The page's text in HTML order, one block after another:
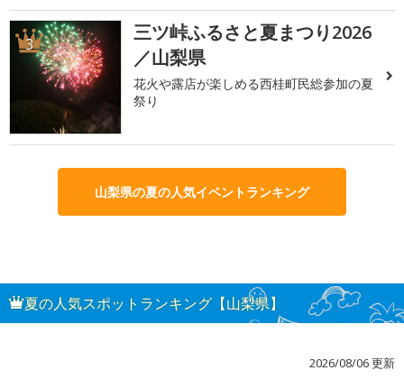
3
三ツ峠ふるさと夏まつり2026
／山梨県
花火や露店が楽しめる西桂町民総参加の夏
祭り
山梨県の夏の人気イベントランキング
夏の人気スポットランキング【山梨県】
2026/08/06 更新